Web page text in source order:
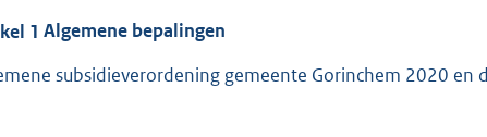
1 Algemene bepalingen
subsidieverordening gemeente Gorinchem 2020 en